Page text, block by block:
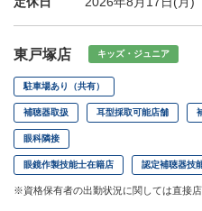
東戸塚店 キッズ・ジュニア
駐車場あり（共有）
補聴器取扱 耳型採取可能店舗
眼科隣接
眼鏡作製技能士在籍店 認定補聴器技
※資格保有者の出勤状況に関しては直接